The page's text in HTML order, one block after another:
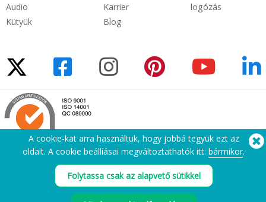
Audio
Kütyük
Karrier
Blog
logózás
Segítségre van szüksége? Tel:(650) 938-3500 (US)
Copyright © 2026 Flashbay
A cookie-kat arra használtuk, hogy jobbá tegyük ezt az
oldalt. A cookie beállíásai megváltoztathatók itt: bármikor.
Folytassa csak az alapvető sütikkel